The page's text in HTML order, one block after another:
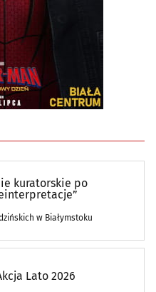
kuratorskie po
w Białymstoku
Lato 2026